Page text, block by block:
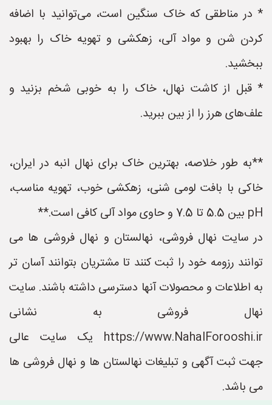
* در مناطقی که خاک سنگین است، می‌توانید با اضافه
کردن شن و مواد آلی، زهکشی و تهویه خاک را بهبود
ببخشید.
* قبل از کاشت نهال، خاک را به خوبی شخم بزنید و
علف‌های هرز را از بین ببرید.
**به طور خلاصه، بهترین خاک برای نهال انبه در ایران،
خاکی با بافت لومی شنی، زهکشی خوب، تهویه مناسب،
pH بین 5.5 تا 7.5 و حاوی مواد آلی کافی است.**
در سایت نهال فروشی، نهالستان و نهال فروشی ها می
توانند رزومه خود را ثبت کنند تا مشتریان بتوانند آسان تر
به اطلاعات و محصولات آنها دسترسی داشته باشند. سایت
نهال فروشی به نشانی
https://www.NahalForooshi.ir یک سایت عالی
جهت ثبت آگهی و تبلیغات نهالستان ها و نهال فروشی ها
می باشد.